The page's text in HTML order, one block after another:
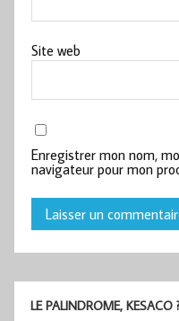
Site web
Enregistrer mon nom,
navigateur pour mon
LE PALINDROME, KESACO